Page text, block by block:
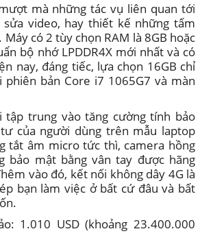
mà những tác vụ liên quan tới
video, hay thiết kế những tấm
có 2 tùy chọn RAM là 8GB hoặc
bộ nhớ LPDDR4X mới nhất và có
nay, đáng tiếc, lựa chọn 16GB chỉ
phiên bản Core i7 1065G7 và màn
tập trung vào tăng cường tính bảo
của người dùng trên mẫu laptop
tắt âm micro tức thì, camera hồng
bảo mật bằng vân tay được hãng
vào đó, kết nối không dây 4G là
bạn làm việc ở bất cứ đâu và bất
1.010 USD (khoảng 23.400.000